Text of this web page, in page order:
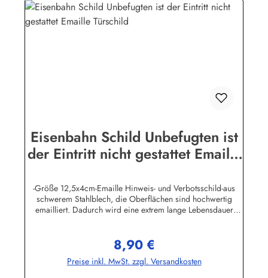
Eisenbahn Schild Unbefugten ist
der Eintritt nicht gestattet Emaille
-Größe 12,5x4cm-Emaille Hinweis- und Verbotsschild-aus
schwerem Stahlblech, die Oberflächen sind hochwertig
emailliert. Dadurch wird eine extrem lange Lebensdauer
enthalten sind, dürfen nur lose angezogen werden, weil sonst
die Lackierung abplatzen kann-Die Emailleschilder können
auch nach Wunsch gefertigt werdenHier geht's zu den
Regulärer Preis:
8,90 €
Preise inkl. MwSt. zzgl. Versandkosten